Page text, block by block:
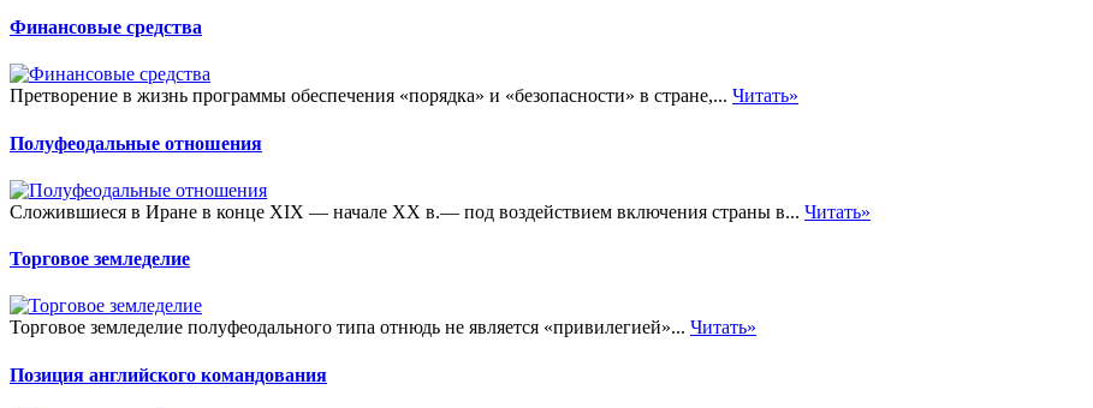
Финансовые средства
Претворение в жизнь программы обеспечения «порядка» и «безопасности» в стране,... Читать»
Полуфеодальные отношения
Сложившиеся в Иране в конце XIX — начале XX в.— под воздействием включения страны в... Читать»
Торговое земледелие
Торговое земледелие полуфеодального типа отнюдь не является «привилегией»... Читать»
Позиция английского командования